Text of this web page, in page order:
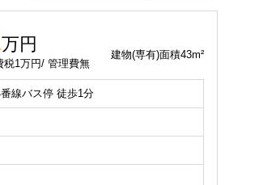
万円
税1万円/ 管理費無
建物(専有)面積43m²
線バス停 徒歩1分